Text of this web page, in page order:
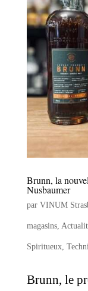
Brunn, la
Nusbaumer
par VINUM
magasins,
Spiritueux,
Brunn, le